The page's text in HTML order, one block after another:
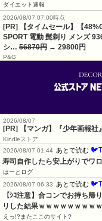
ダイエット速報
2026/08/07 07:00時点
[PR] 【タイムセール】【
SPORT 電動 髭剃り メンズ
シ… 56870円 → 29800円
P&G
2026/08/07
[PR] 【マンガ】『少年画報
Kindleストア
2026/08/07 01:44 あとで読む
寿司自作したら安上がりでワ
はーとログ
2026/08/07 06:33 あとで読む
【ｼｺ注意】合コンでお持ち
リした結果ｗｗｗｗｗｗｗｗ
えっ!?またここのサイト?